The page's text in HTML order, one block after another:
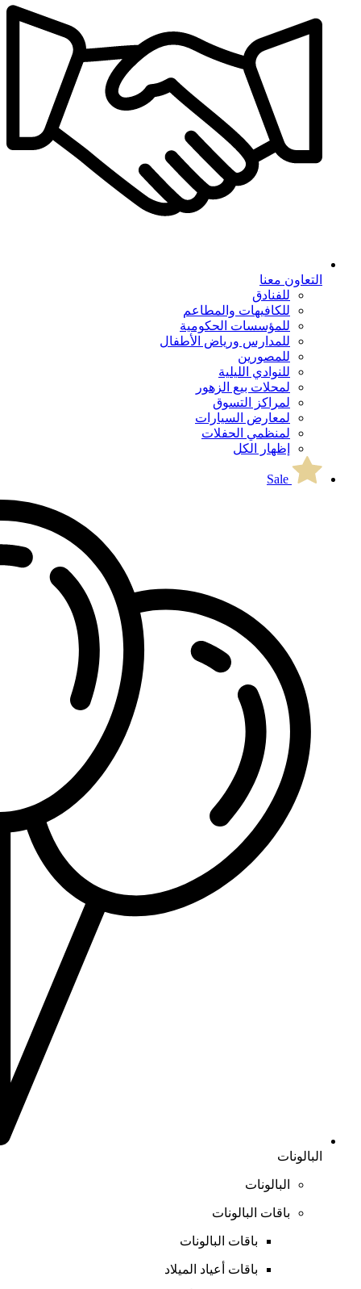
التعاون معنا
للفنادق
للكافيهات والمطاعم
للمؤسسات الحكومية
للمدارس ورياض الأطفال
للمصورين
للنوادي الليلية
لمحلات بيع الزهور
لمراكز التسوق
لمعارض السيارات
لمنظمي الحفلات
إظهار الكل
البالونات
البالونات
باقات البالونات
باقات البالونات
باقات أعياد الميلاد